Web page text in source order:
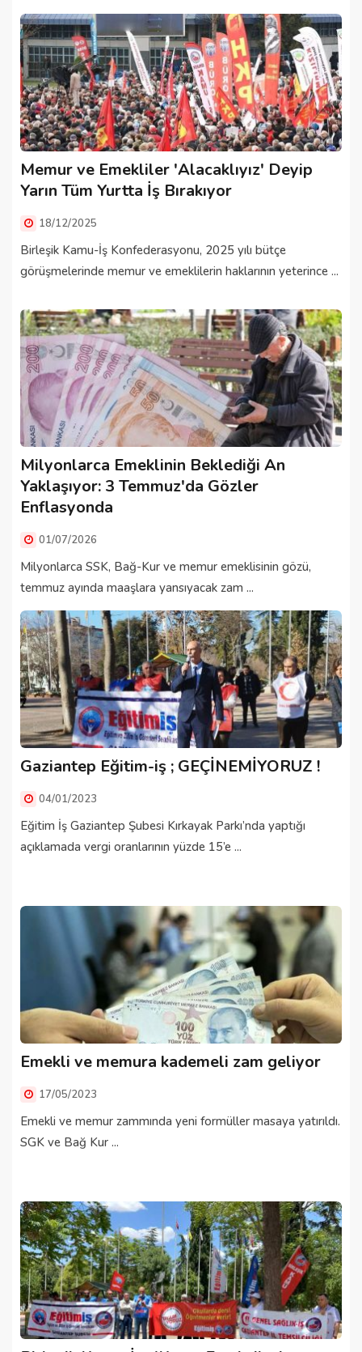
Memur ve Emekliler 'Alacaklıyız' Deyip
Yarın Tüm Yurtta İş Bırakıyor
18/12/2025
Birleşik Kamu-İş Konfederasyonu, 2025 yılı bütçe
görüşmelerinde memur ve emeklilerin haklarının yeterince ...
Milyonlarca Emeklinin Beklediği An
Yaklaşıyor: 3 Temmuz'da Gözler
Enflasyonda
01/07/2026
Milyonlarca SSK, Bağ-Kur ve memur emeklisinin gözü,
temmuz ayında maaşlara yansıyacak zam ...
Gaziantep Eğitim-iş ; GEÇİNEMİYORUZ !
04/01/2023
Eğitim İş Gaziantep Şubesi Kırkayak Parkı’nda yaptığı
açıklamada vergi oranlarının yüzde 15’e ...
Emekli ve memura kademeli zam geliyor
17/05/2023
Emekli ve memur zammında yeni formüller masaya yatırıldı.
SGK ve Bağ Kur ...